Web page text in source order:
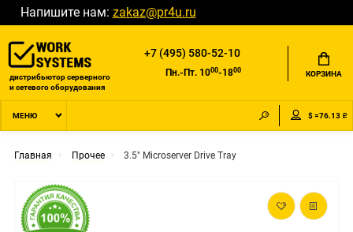
Напишите нам: zakaz@pr4u.ru
дистрибьютор серверного
и сетевого оборудования
+7 (495) 580-52-10
Пн.-Пт. 1000-1800 КОРЗИНА
МЕНЮ $ =76.13 ₽
Главная Прочее 3.5" Microserver Drive Tray